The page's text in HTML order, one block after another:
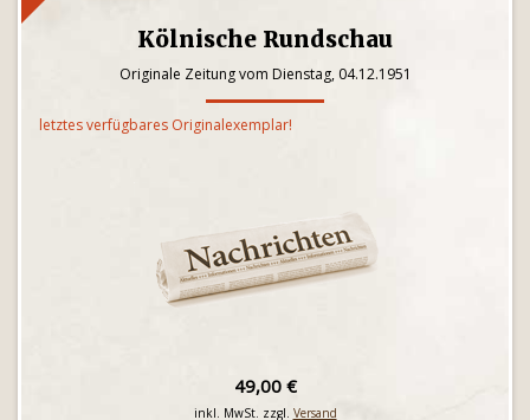
Kölnische Rundschau
Originale Zeitung vom Dienstag, 04.12.1951
letztes verfügbares Originalexemplar!
49,00 €
inkl. MwSt. zzgl. Versand